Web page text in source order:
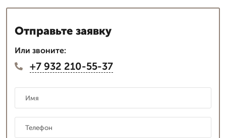
Отправьте заявку
Или звоните:
+7 932 210-55-37